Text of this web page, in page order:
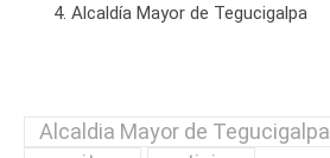
Alcaldía Mayor de Tegucigalpa
Alcaldia Mayor de Tegucigalpa